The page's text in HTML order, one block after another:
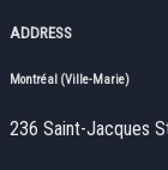
ADDRESS
Montréal (Ville-Marie)
236 Saint-Jacques